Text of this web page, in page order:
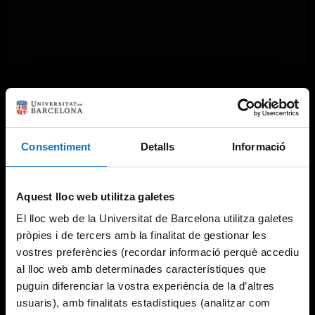
Consentiment Detalls Informació
Aquest lloc web utilitza galetes
El lloc web de la Universitat de Barcelona utilitza galetes
pròpies i de tercers amb la finalitat de gestionar les
vostres preferències (recordar informació perquè accediu
al lloc web amb determinades característiques que
puguin diferenciar la vostra experiència de la d’altres
usuaris), amb finalitats estadístiques (analitzar com